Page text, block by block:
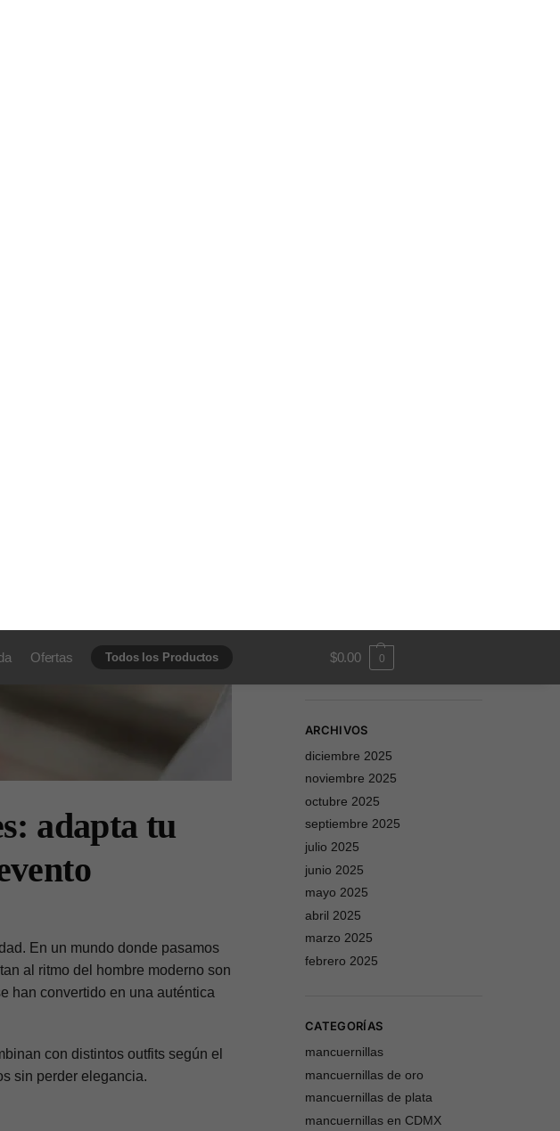
adapta tu
En un mundo donde pasamos
al ritmo del hombre moderno son
han convertido en una auténtica
con distintos outfits según el
sin perder elegancia.
Conoce nuestro amplio
catalogo de mancuernillas
personalizadas disponibles.
ARCHIVOS
diciembre 2025
noviembre 2025
octubre 2025
septiembre 2025
julio 2025
junio 2025
mayo 2025
abril 2025
marzo 2025
febrero 2025
CATEGORÍAS
mancuernillas
mancuernillas de oro
mancuernillas de plata
mancuernillas en CDMX